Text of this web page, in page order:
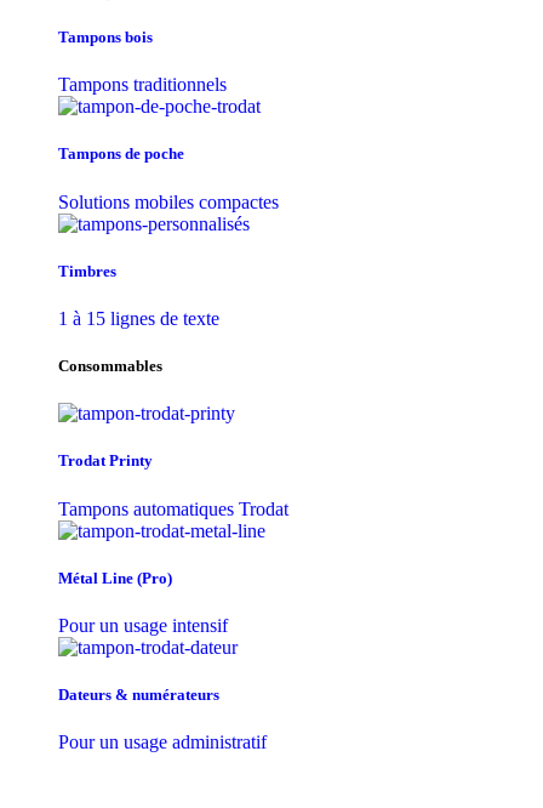
Tampons bois
Tampons traditionnels
Tampons de poche
Solutions mobiles compactes
Timbres
1 à 15 lignes de texte
Consommables
Trodat Printy
Tampons automatiques Trodat
Métal Line (Pro)
Pour un usage intensif
Dateurs & numérateurs
Pour un usage administratif